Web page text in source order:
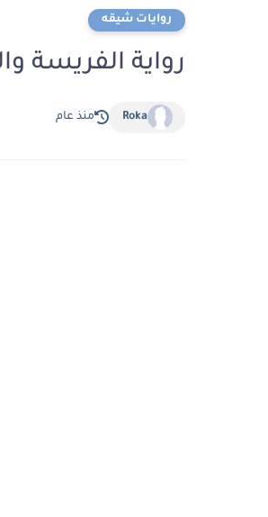
روايات شيقه
رواية الفريسة
Roka منذ عام